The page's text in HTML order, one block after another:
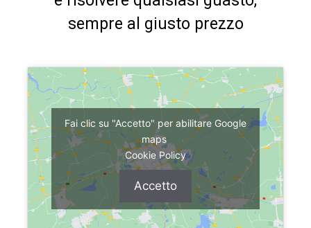
sempre al giusto prezzo
Fai clic su "Accetto" per abilitare Google
maps
Cookie Policy
Accetto